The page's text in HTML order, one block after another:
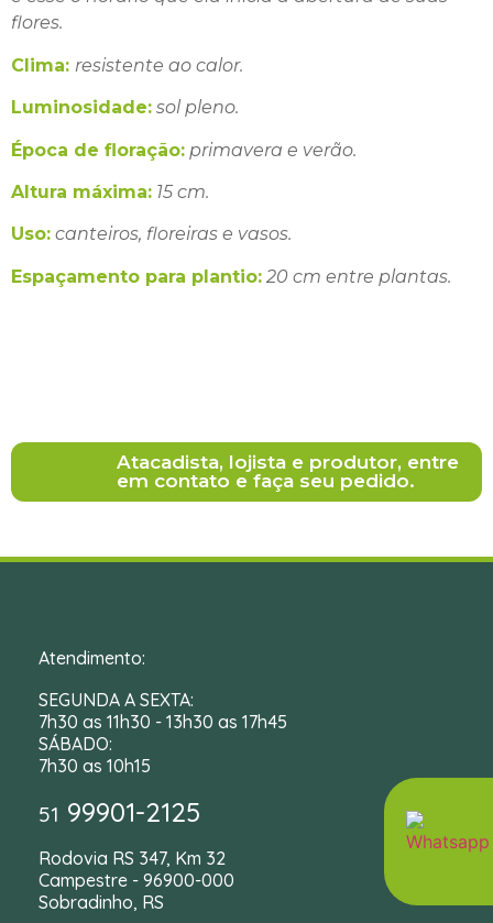
flores.
Clima: resistente ao calor.
Luminosidade: sol pleno.
Época de floração: primavera e verão.
Altura máxima: 15 cm.
Uso: canteiros, floreiras e vasos.
Espaçamento para plantio: 20 cm entre plantas.
Atacadista, lojista e produtor, entre
em contato e faça seu pedido.
Atendimento:
SEGUNDA A SEXTA:
7h30 as 11h30 - 13h30 as 17h45
SÁBADO:
7h30 as 10h15
51 99901-2125
Rodovia RS 347, Km 32
Campestre - 96900-000
Sobradinho, RS